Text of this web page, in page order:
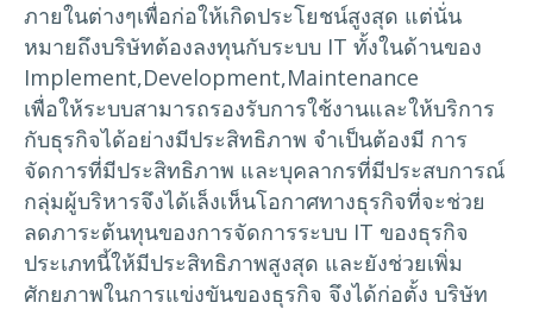
ภายในต่างๆเพื่อก่อให้เกิดประโยชน์สูงสุด แต่นั่น
หมายถึงบริษัทต้องลงทุนกับระบบ IT ทั้งในด้านของ
Implement,Development,Maintenance
เพื่อให้ระบบสามารถรองรับการใช้งานและให้บริการ
กับธุรกิจได้อย่างมีประสิทธิภาพ จำเป็นต้องมี การ
จัดการที่มีประสิทธิภาพ และบุคลากรที่มีประสบการณ์
กลุ่มผู้บริหารจึงได้เล็งเห็นโอกาศทางธุรกิจที่จะช่วย
ลดภาระต้นทุนของการจัดการระบบ IT ของธุรกิจ
ประเภทนี้ให้มีประสิทธิภาพสูงสุด และยังช่วยเพิ่ม
ศักยภาพในการแข่งขันของธุรกิจ จึงได้ก่อตั้ง บริษัท